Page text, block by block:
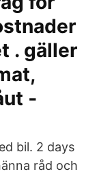
. gäller
bil. 2 days
råd och